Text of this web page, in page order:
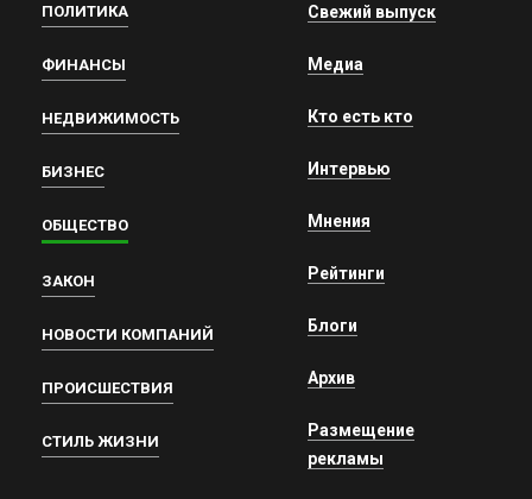
ПОЛИТИКА
ФИНАНСЫ
НЕДВИЖИМОСТЬ
БИЗНЕС
ОБЩЕСТВО
ЗАКОН
НОВОСТИ КОМПАНИЙ
ПРОИСШЕСТВИЯ
СТИЛЬ ЖИЗНИ
Свежий выпуск
Медиа
Кто есть кто
Интервью
Мнения
Рейтинги
Блоги
Архив
Размещение
рекламы